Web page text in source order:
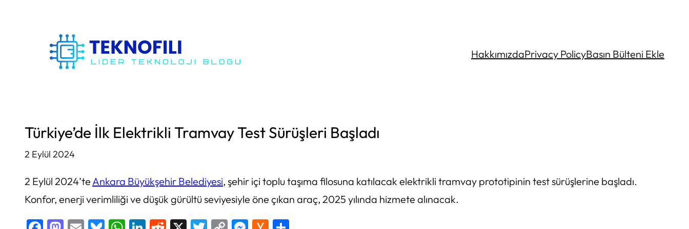
HakkımızdaPrivacy PolicyBasın Bülteni Ekle
Türkiye’de İlk Elektrikli Tramvay Test Sürüşleri Başladı
2 Eylül 2024
2 Eylül 2024’te Ankara Büyükşehir Belediyesi, şehir içi toplu taşıma filosuna katılacak elektrikli tramvay prototipinin test sürüşlerine başladı.
Konfor, enerji verimliliği ve düşük gürültü seviyesiyle öne çıkan araç, 2025 yılında hizmete alınacak.